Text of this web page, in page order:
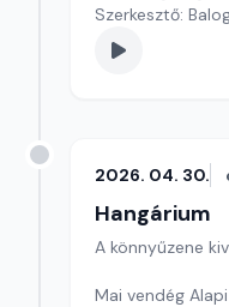
Szerkesztő:
2026. 04. 30.
Hangárium
A könnyűzene
Mai vendég